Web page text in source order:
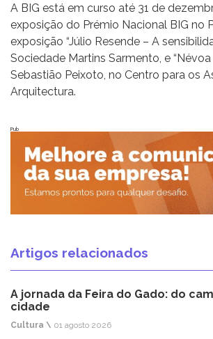
A BIG está em curso até 31 de
exposição do Prémio Nacional BIG no
exposição “Júlio Resende – A
Sociedade Martins Sarmento, e “Névoa
Sebastião Peixoto, no Centro para os
Arquitectura.
Pub
Artigos relacionados
A jornada da Feira do Gado: do
cidade
Cultura \ 01 agosto 2026